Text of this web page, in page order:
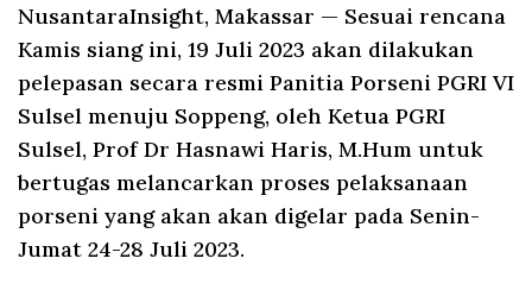
NusantaraInsight, Makassar — Sesuai rencana
Kamis siang ini, 19 Juli 2023 akan dilakukan
pelepasan secara resmi Panitia Porseni PGRI VI
Sulsel menuju Soppeng, oleh Ketua PGRI
Sulsel, Prof Dr Hasnawi Haris, M.Hum untuk
bertugas melancarkan proses pelaksanaan
porseni yang akan akan digelar pada Senin-
Jumat 24-28 Juli 2023.